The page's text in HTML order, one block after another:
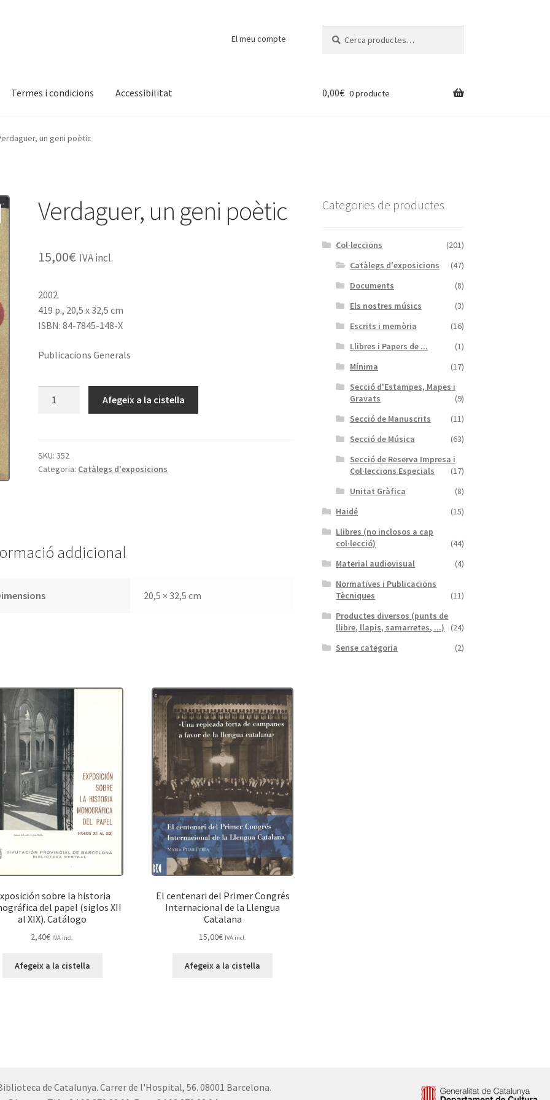
El meu compte
Termes i condicions Accessibilitat
Finalitzar compra
0,00€ 0 producte
un geni poètic
Verdaguer, un geni poètic
15,00€ IVA incl.
2002
419 p., 20,5 x 32,5 cm
ISBN: 84-7845-148-X
Publicacions Generals
geni
poètic
Afegeix a la cistella
SKU:352
Categoria: Catàlegs d'exposicions
addicional
20,5 × 32,5 cm
sobre la historia
del papel (siglos XII
al XIX). Catálogo
2,40€ IVA incl.
Afegeix a la cistella
El centenari del Primer Congrés
Internacional de la Llengua
Catalana
15,00€ IVA incl.
Afegeix a la cistella
Categories de productes
Col·leccions
(201)
Catàlegs d'exposicions
(47)
Documents
(8)
Els nostres músics
(3)
Escrits i memòria
(16)
Llibres i Papers de ...
(1)
Mínima
(17)
Secció d'Estampes, Mapes i
Gravats
(9)
Secció de Manuscrits
(11)
Secció de Música
(63)
Secció de Reserva Impresa i
Col·leccions Especials
(17)
Unitat Gràfica
(8)
Haidé
(15)
Llibres (no inclosos a cap
col·lecció)
(44)
Material audiovisual
(4)
Normatives i Publicacions
Tècniques
(11)
Productes diversos (punts de
llibre, llapis, samarretes, ...)
(24)
Sense categoria
(2)
de Catalunya. Carrer de l'Hospital, 56. 08001 Barcelona.